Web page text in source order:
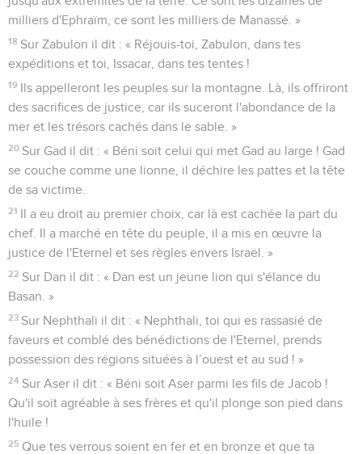
milliers d'Ephraïm, ce sont les milliers de Manassé. »
18 Sur Zabulon il dit : « Réjouis-toi, Zabulon, dans tes
expéditions et toi, Issacar, dans tes tentes !
19 Ils appelleront les peuples sur la montagne. Là, ils offriront
des sacrifices de justice, car ils suceront l'abondance de la
mer et les trésors cachés dans le sable. »
20 Sur Gad il dit : « Béni soit celui qui met Gad au large ! Gad
se couche comme une lionne, il déchire les pattes et la tête
de sa victime.
21 Il a eu droit au premier choix, car là est cachée la part du
chef. Il a marché en tête du peuple, il a mis en œuvre la
justice de l'Eternel et ses règles envers Israël. »
22 Sur Dan il dit : « Dan est un jeune lion qui s'élance du
Basan. »
23 Sur Nephthali il dit : « Nephthali, toi qui es rassasié de
faveurs et comblé des bénédictions de l'Eternel, prends
possession des régions situées à l’ouest et au sud ! »
24 Sur Aser il dit : « Béni soit Aser parmi les fils de Jacob !
Qu'il soit agréable à ses frères et qu'il plonge son pied dans
l'huile !
25 Que tes verrous soient en fer et en bronze et que ta